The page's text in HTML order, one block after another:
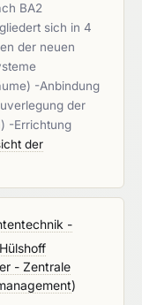
BA2
sich in 4
der neuen
-Anbindung
der
-Errichtung
der
-
- Zentrale
)